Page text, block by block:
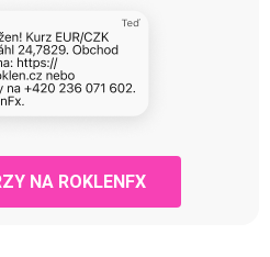
NA ROKLENFX